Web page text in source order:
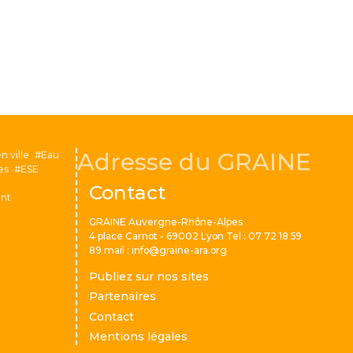
ville
Eau
ESE
Adresse du GRAINE
Contact
GRAINE Auvergne-Rhône-Alpes
4 place Carnot - 69002 Lyon Tel : 07 72 18 59
89 mail : info@graine-ara.org
Menu Pied de page
Publiez sur nos sites
Partenaires
Contact
Mentions légales